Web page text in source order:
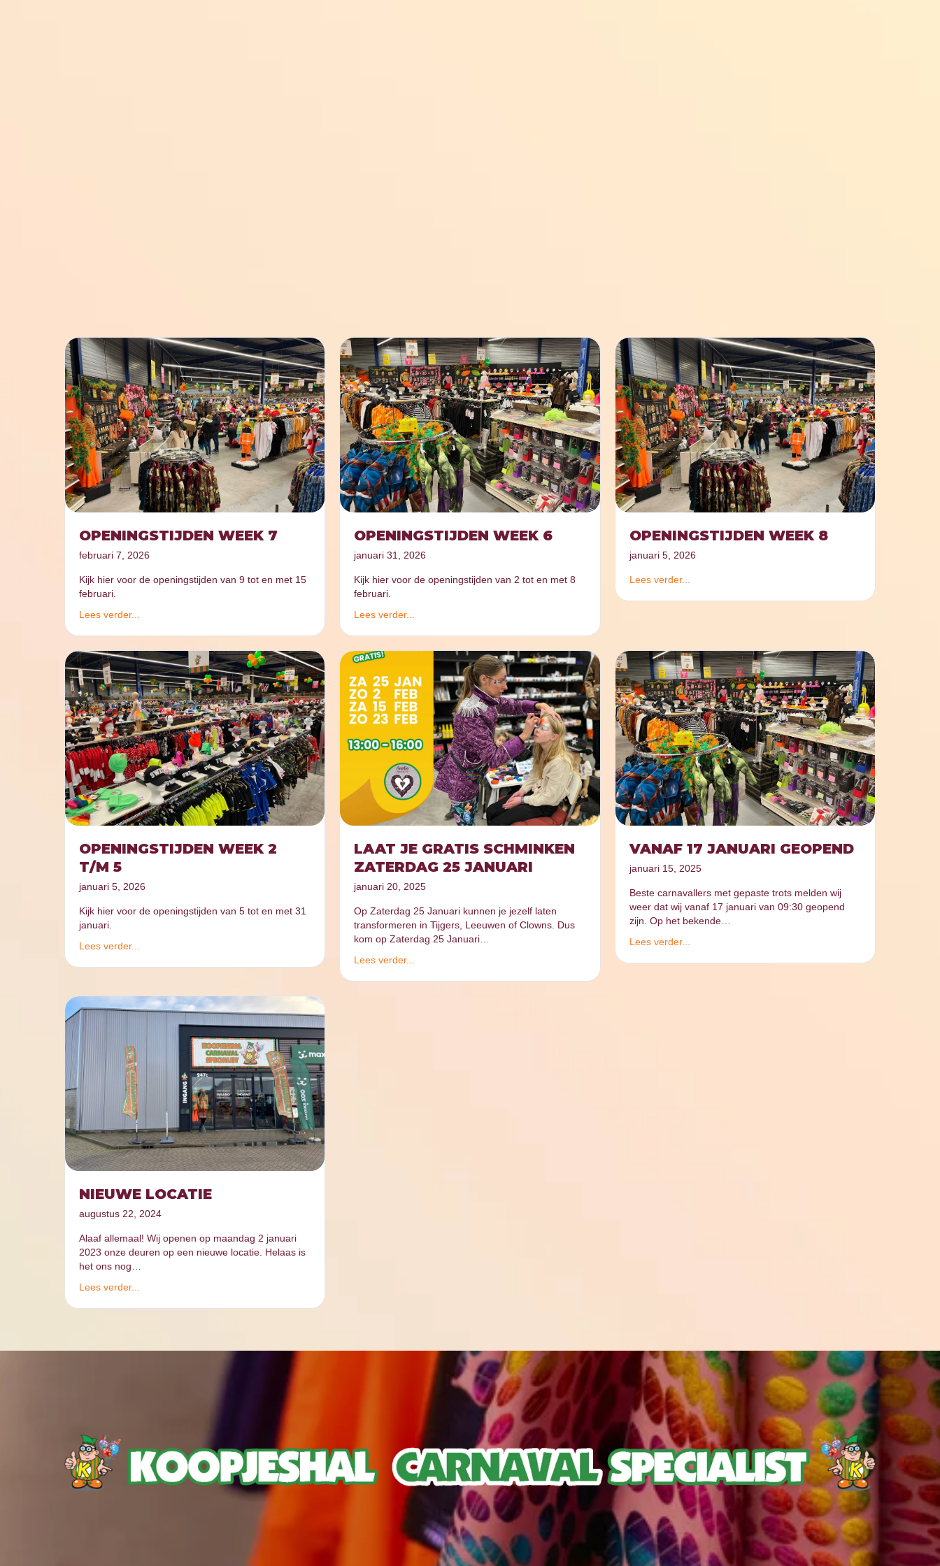
OPENINGSTIJDEN WEEK 7
februari 7, 2026
Kijk hier voor de openingstijden van 9 tot en met 15
februari.
Lees verder...
OPENINGSTIJDEN WEEK 6
januari 31, 2026
Kijk hier voor de openingstijden van 2 tot en met 8
februari.
Lees verder...
OPENINGSTIJDEN WEEK 8
januari 5, 2026
Lees verder...
OPENINGSTIJDEN WEEK 2
T/M 5
januari 5, 2026
Kijk hier voor de openingstijden van 5 tot en met 31
januari.
Lees verder...
LAAT JE GRATIS SCHMINKEN
ZATERDAG 25 JANUARI
januari 20, 2025
Op Zaterdag 25 Januari kunnen je jezelf laten
transformeren in Tijgers, Leeuwen of Clowns. Dus
kom op Zaterdag 25 Januari…
Lees verder...
VANAF 17 JANUARI GEOPEND
januari 15, 2025
Beste carnavallers met gepaste trots melden wij
weer dat wij vanaf 17 januari van 09:30 geopend
zijn. Op het bekende…
Lees verder...
NIEUWE LOCATIE
augustus 22, 2024
Alaaf allemaal! Wij openen op maandag 2 januari
2023 onze deuren op een nieuwe locatie. Helaas is
het ons nog…
Lees verder...